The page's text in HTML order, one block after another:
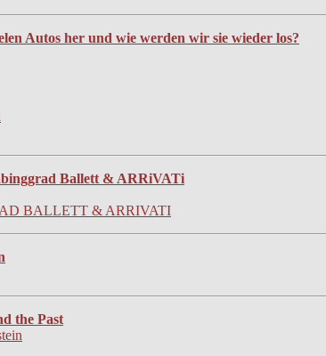
Autos her und wie werden wir sie wieder los?
Ballett & ARRiVATi
BALLETT & ARRIVATI
the Past